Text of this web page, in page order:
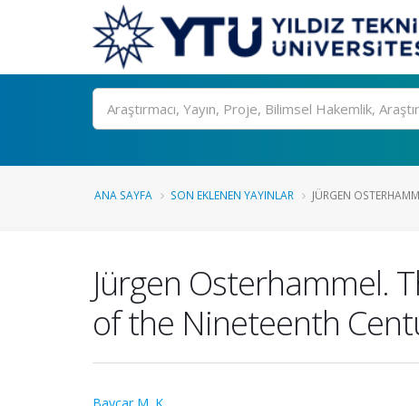
Ara
ANA SAYFA SON EKLENEN YAYINLAR JÜRGEN
Jürgen Osterhammel.
of the Nineteenth